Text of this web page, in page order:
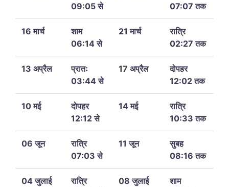
09:05 से
07:07 तक
16 मार्च
शाम
06:14 से
21 मार्च
रात्रि
02:27 तक
13 अप्रैल
प्रातः
03:44 से
17 अप्रैल
दोपहर
12:02 तक
10 मई
दोपहर
12:12 से
14 मई
रात्रि
10:33 तक
06 जून
रात्रि
07:03 से
11 जून
सुबह
08:16 तक
04 जुलाई
रात्रि
08 जुलाई
शाम